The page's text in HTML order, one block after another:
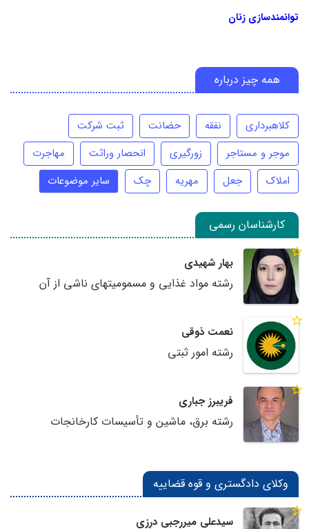
توانمندسازی زنان
همه چیز درباره
کلاهبرداری نفقه حضانت
ثبت شرکت
موجر و مستاجر
زورگیری انحصار وراثت
مهاجرت
املاک
جعل مهریه چک سایر موضوعات
کارشناسان رسمی
بهار شهیدی
رشته مواد غذایی و مسمومیتهای ناشی از آن
نعمت ذوقی
رشته امور ثبتی
فریبرز جباری
رشته برق، ماشین و تأسیسات کارخانجات
وکلای دادگستری و قوه قضاییه
سیدعلی میررجبی درزی